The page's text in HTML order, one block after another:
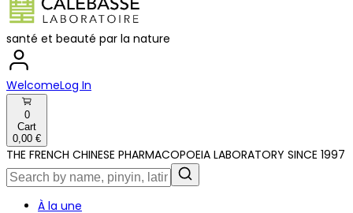
santé et beauté par la nature
WelcomeLog In
0
Cart
0,00 €
THE FRENCH CHINESE PHARMACOPOEIA LABORATORY SINCE 1997
À la une